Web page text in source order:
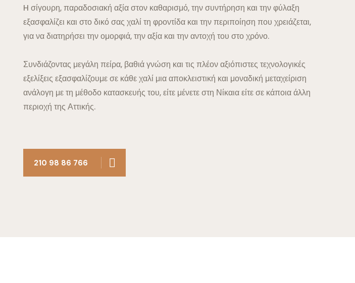
H σίγουρη, παραδοσιακή αξία στον καθαρισμό, την συντήρηση και την φύλαξη
εξασφαλίζει και στο δικό σας χαλί τη φροντίδα και την περιποίηση που χρειάζεται,
για να διατηρήσει την ομορφιά, την αξία και την αντοχή του στο χρόνο.
Συνδιάζοντας μεγάλη πείρα, βαθιά γνώση και τις πλέον αξιόπιστες τεχνολογικές
εξελίξεις εξασφαλίζουμε σε κάθε χαλί μια αποκλειστική και μοναδική μεταχείριση
ανάλογη με τη μέθοδο κατασκευής του, είτε μένετε στη Νίκαια είτε σε κάποια άλλη
περιοχή της Αττικής.
210 98 86 766